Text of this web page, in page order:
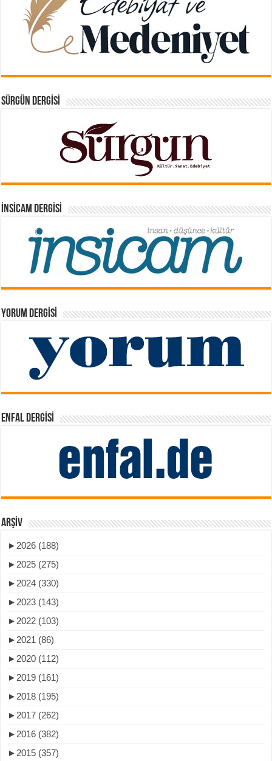
SÜRGÜN DERGISI
İNSICAM DERGISI
YORUM DERGISI
ENFAL DERGISI
ARŞIV
► 2026 (188)
► 2025 (275)
► 2024 (330)
► 2023 (143)
► 2022 (103)
► 2021 (86)
► 2020 (112)
► 2019 (161)
► 2018 (195)
► 2017 (262)
► 2016 (382)
► 2015 (357)